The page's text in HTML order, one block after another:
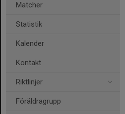
Matcher
Statistik
Kalender
Kontakt
Riktlinjer
Föräldragrupp